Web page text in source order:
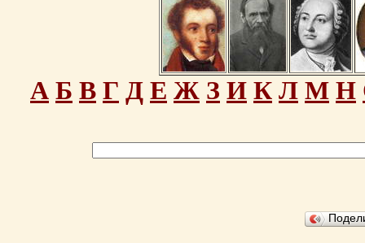
А Б В Г Д Е Ж З И К Л М Н